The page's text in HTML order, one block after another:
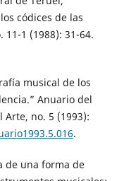
códices de las
11-1 (1988): 31-64.
musical de los
Anuario del
no. 5 (1993):
.
de una forma de